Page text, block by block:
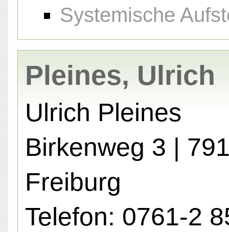
Systemische
Pleines, Ulrich
Ulrich Pleines
Birkenweg 3 |
Freiburg
Telefon: 0761-2